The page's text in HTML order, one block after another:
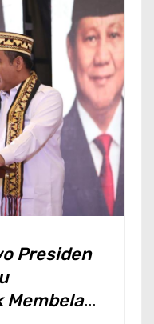
Presiden
Membela